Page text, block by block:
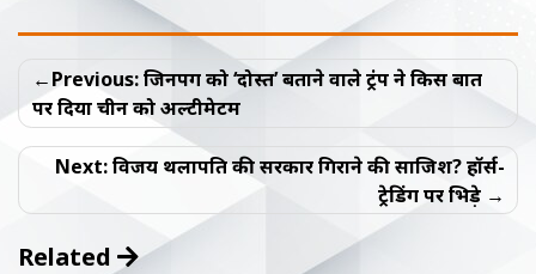
Post
navigation
Previous: जिनपिंग को ‘दोस्त’ बताने वाले ट्रंप ने किस बात
पर दिया चीन को अल्टीमेटम
Next: विजय थलापति की सरकार गिराने की साजिश? हॉर्स-
ट्रेडिंग पर भिड़े
Related